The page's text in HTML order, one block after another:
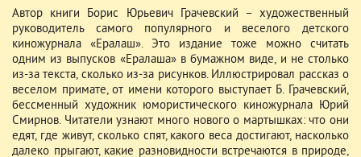
Автор книги Борис Юрьевич Грачевский – художественный
руководитель самого популярного и веселого детского
киножурнала «Ералаш». Это издание тоже можно считать
одним из выпусков «Ералаша» в бумажном виде, и не столько
из-за текста, сколько из-за рисунков. Иллюстрировал рассказ о
веселом примате, от имени которого выступает Б. Грачевский,
бессменный художник юмористического киножурнала Юрий
Смирнов. Читатели узнают много нового о мартышках: что они
едят, где живут, сколько спят, какого веса достигают, насколько
далеко прыгают, какие разновидности встречаются в природе,